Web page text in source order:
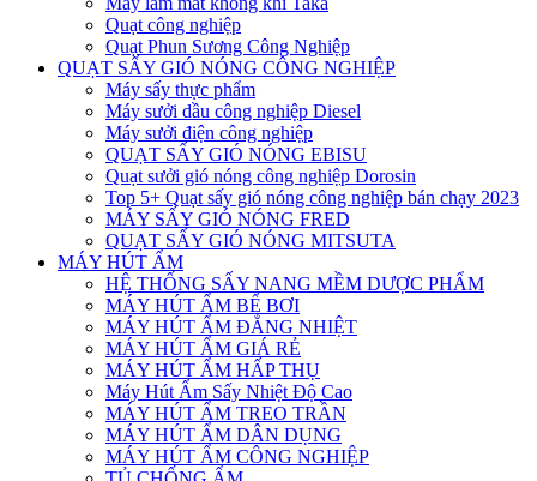
Quạt công nghiệp
Quạt Phun Sương Công Nghiệp
QUẠT SẤY GIÓ NÓNG CÔNG NGHIỆP
Máy sấy thực phẩm
Máy sưởi dầu công nghiệp Diesel
Máy sưởi điện công nghiệp
QUẠT SẤY GIÓ NÓNG EBISU
Quạt sưởi gió nóng công nghiệp Dorosin
Top 5+ Quạt sấy gió nóng công nghiệp bán chạy 2023
MÁY SẤY GIÓ NÓNG FRED
QUẠT SẤY GIÓ NÓNG MITSUTA
MÁY HÚT ẨM
HỆ THỐNG SẤY NANG MỀM DƯỢC PHẨM
MÁY HÚT ẨM BỂ BƠI
MÁY HÚT ẨM ĐẲNG NHIỆT
MÁY HÚT ẨM GIÁ RẺ
MÁY HÚT ẨM HẤP THỤ
Máy Hút Ẩm Sấy Nhiệt Độ Cao
MÁY HÚT ẨM TREO TRẦN
MÁY HÚT ẨM DÂN DỤNG
MÁY HÚT ẨM CÔNG NGHIỆP